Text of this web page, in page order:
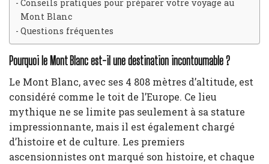
Conseils pratiques pour préparer votre voyage au
Mont Blanc
Questions fréquentes
Pourquoi le Mont Blanc est-il une destination incontournable ?
Le Mont Blanc, avec ses 4 808 mètres d’altitude, est
considéré comme le toit de l’Europe. Ce lieu
mythique ne se limite pas seulement à sa stature
impressionnante, mais il est également chargé
d’histoire et de culture. Les premiers
ascensionnistes ont marqué son histoire, et chaque